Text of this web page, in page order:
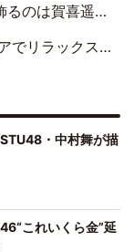
なった私を見ていただけたら」
感じていただけるとうれしい」
・中村舞が描
これいくら金”延